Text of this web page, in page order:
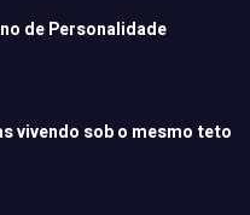
de Personalidade
vivendo sob o mesmo teto